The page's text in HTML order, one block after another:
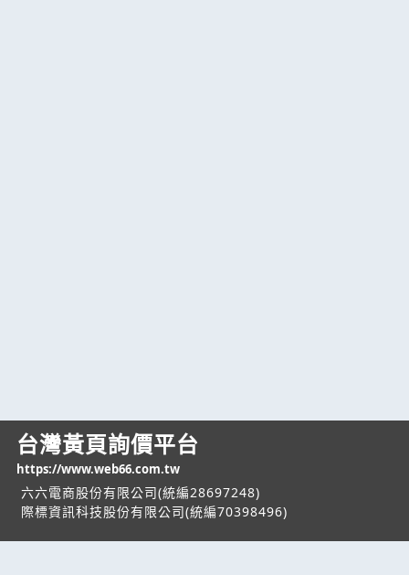
台灣黃頁詢價平台
https://www.web66.com.tw
六六電商股份有限公司(統編28697248)
際標資訊科技股份有限公司(統編70398496)